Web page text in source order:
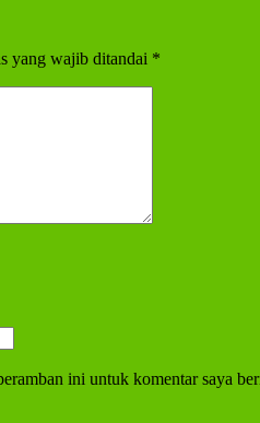
yang wajib ditandai *
ini untuk komentar saya